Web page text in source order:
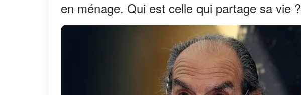
en ménage. Qui est celle qui partage sa vie ?